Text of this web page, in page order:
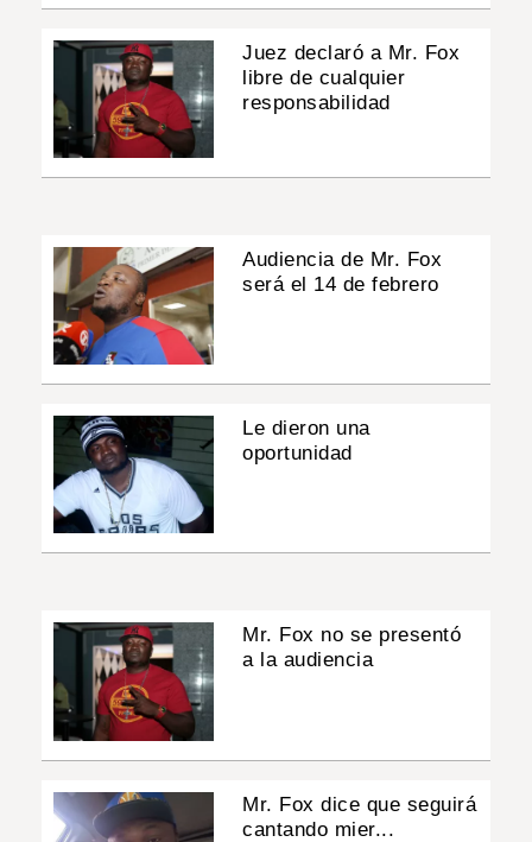
Juez declaró a Mr. Fox
libre de cualquier
responsabilidad
Audiencia de Mr. Fox
será el 14 de febrero
Le dieron una
oportunidad
Mr. Fox no se presentó
a la audiencia
Mr. Fox dice que seguirá
cantando mier...